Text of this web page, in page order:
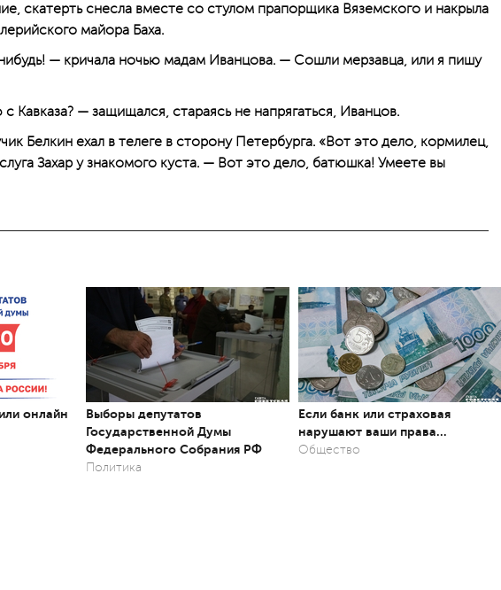
скатерть снесла вместе со стулом прапорщика Вяземского и накрыла
майора Баха.
— кричала ночью мадам Иванцова. — Сошли мерзавца, или я пишу
Кавказа? — защищался, стараясь не напрягаться, Иванцов.
Белкин ехал в телеге в сторону Петербурга. «Вот это дело, кормилец,
Захар у знакомого куста. — Вот это дело, батюшка! Умеете вы
онлайн
Выборы депутатов
Государственной Думы
Федерального Собрания РФ
Политика
Если банк или страховая
нарушают ваши права…
Общество